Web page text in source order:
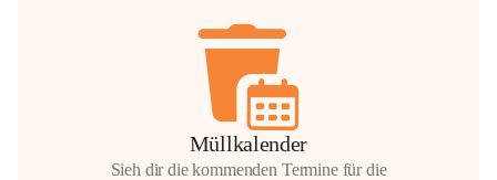
Müllkalender
Sieh dir die kommenden Termine für die